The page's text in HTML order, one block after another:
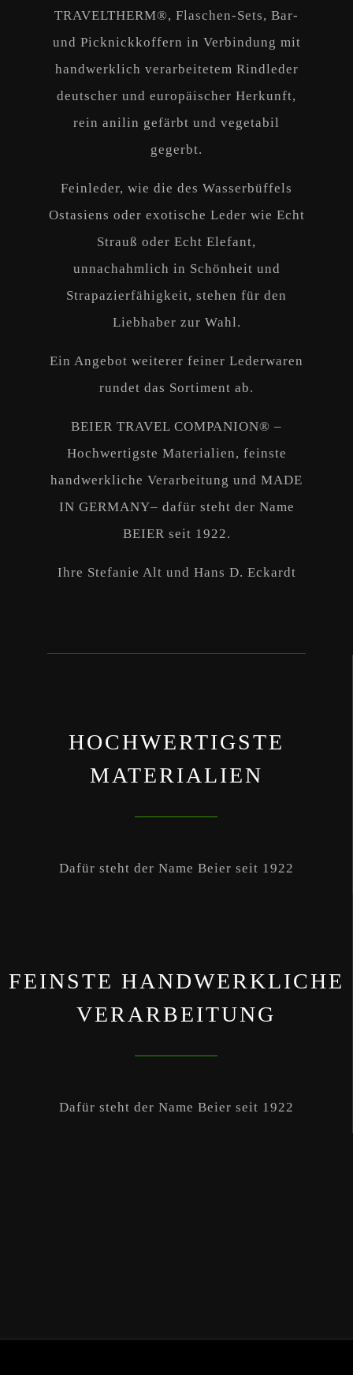
TRAVELTHERM®, Flaschen-Sets, Bar-
und Picknickkoffern in Verbindung mit
handwerklich verarbeitetem Rindleder
deutscher und europäischer Herkunft,
rein anilin gefärbt und vegetabil
gegerbt.
Feinleder, wie die des Wasserbüffels
Ostasiens oder exotische Leder wie Echt
Strauß oder Echt Elefant,
unnachahmlich in Schönheit und
Strapazierfähigkeit, stehen für den
Liebhaber zur Wahl.
Ein Angebot weiterer feiner Lederwaren
rundet das Sortiment ab.
BEIER TRAVEL COMPANION® –
Hochwertigste Materialien, feinste
handwerkliche Verarbeitung und MADE
IN GERMANY– dafür steht der Name
BEIER seit 1922.
Ihre Stefanie Alt und Hans D. Eckardt
HOCHWERTIGSTE
MATERIALIEN
Dafür steht der Name Beier seit 1922
FEINSTE HANDWERKLICHE
VERARBEITUNG
Dafür steht der Name Beier seit 1922